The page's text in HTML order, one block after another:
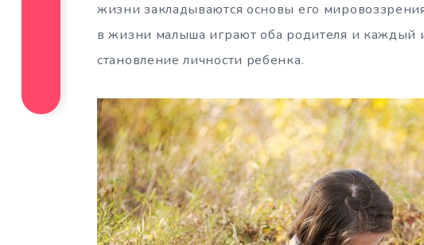
жизни закладываются основы его
в жизни малыша играют оба родителя и каждый
становление личности ребенка.